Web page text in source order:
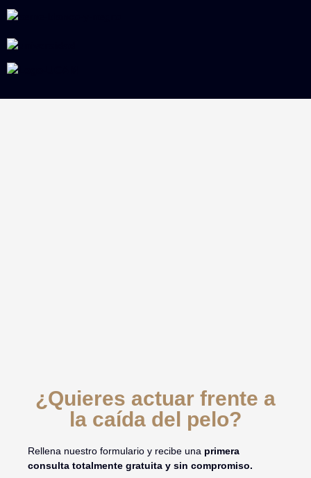
¿Quieres actuar frente a
la caída del pelo?
Rellena nuestro formulario y recibe una primera
consulta totalmente gratuita y sin compromiso.